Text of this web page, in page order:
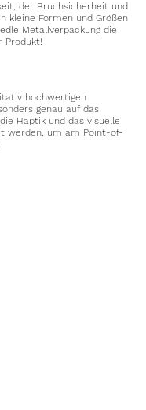
der Bruchsicherheit und
kleine Formen und Größen
Metallverpackung die
Produkt!
hochwertigen
genau auf das
Haptik und das visuelle
werden, um am Point-of-